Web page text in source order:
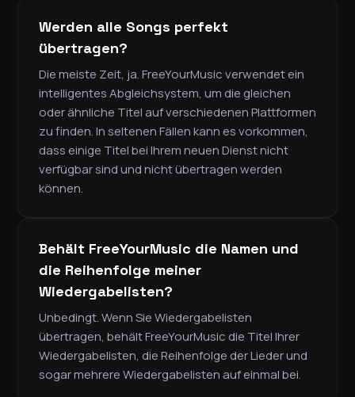
Werden alle Songs perfekt
übertragen?
Die meiste Zeit, ja. FreeYourMusic verwendet ein
intelligentes Abgleichsystem, um die gleichen
oder ähnliche Titel auf verschiedenen Plattformen
zu finden. In seltenen Fällen kann es vorkommen,
dass einige Titel bei Ihrem neuen Dienst nicht
verfügbar sind und nicht übertragen werden
können.
Behält FreeYourMusic die Namen und
die Reihenfolge meiner
Wiedergabelisten?
Unbedingt. Wenn Sie Wiedergabelisten
übertragen, behält FreeYourMusic die Titel Ihrer
Wiedergabelisten, die Reihenfolge der Lieder und
sogar mehrere Wiedergabelisten auf einmal bei.